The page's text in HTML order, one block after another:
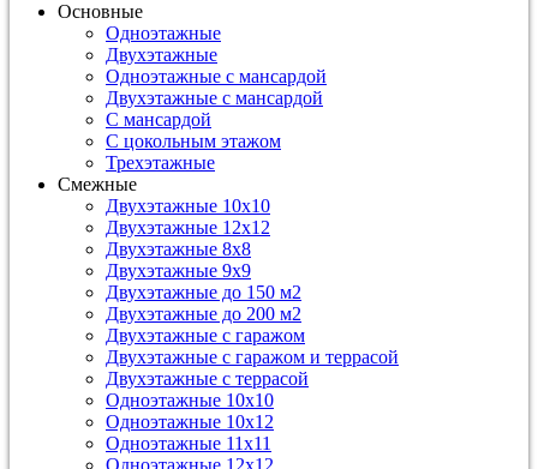
Основные
Одноэтажные
Двухэтажные
Одноэтажные с мансардой
Двухэтажные с мансардой
С мансардой
С цокольным этажом
Трехэтажные
Смежные
Двухэтажные 10х10
Двухэтажные 12х12
Двухэтажные 8х8
Двухэтажные 9х9
Двухэтажные до 150 м2
Двухэтажные до 200 м2
Двухэтажные с гаражом
Двухэтажные с гаражом и террасой
Двухэтажные с террасой
Одноэтажные 10х10
Одноэтажные 10х12
Одноэтажные 11х11